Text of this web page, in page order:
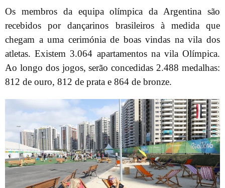
Os membros da equipa olímpica da Argentina são
recebidos por dançarinos brasileiros à medida que
chegam a uma cerimónia de boas vindas na vila dos
atletas. Existem 3.064 apartamentos na vila Olímpica.
Ao longo dos jogos, serão concedidas 2.488 medalhas:
812 de ouro, 812 de prata e 864 de bronze.